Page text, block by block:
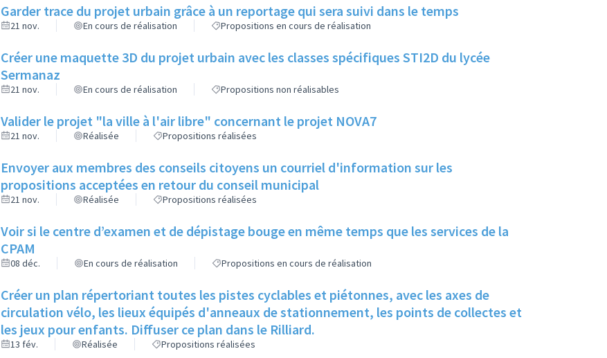
Garder trace du projet urbain grâce à un reportage qui sera suivi dans le temps
21 nov. En cours de réalisation Propositions en cours de réalisation
Créer une maquette 3D du projet urbain avec les classes spécifiques STI2D du lycée
Sermanaz
21 nov. En cours de réalisation Propositions non réalisables
Valider le projet "la ville à l'air libre" concernant le projet NOVA7
21 nov. Réalisée Propositions réalisées
Envoyer aux membres des conseils citoyens un courriel d'information sur les
propositions acceptées en retour du conseil municipal
21 nov. Réalisée Propositions réalisées
Voir si le centre d’examen et de dépistage bouge en même temps que les services de la
CPAM
08 déc. En cours de réalisation Propositions en cours de réalisation
Créer un plan répertoriant toutes les pistes cyclables et piétonnes, avec les axes de
circulation vélo, les lieux équipés d'anneaux de stationnement, les points de collectes et
les jeux pour enfants. Diffuser ce plan dans le Rilliard.
13 fév. Réalisée Propositions réalisées